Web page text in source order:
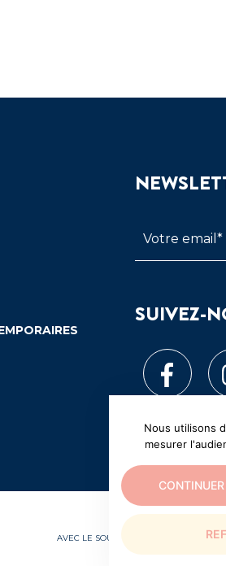
SUIVEZ-
AVEC LE SOUTIEN EXCEPTIONNEL DE
Nous utilisons
mesurer